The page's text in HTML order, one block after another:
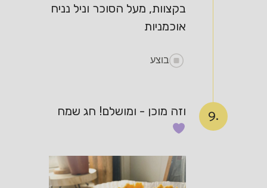
בקצוות, מעל הסוכר וניל נניח
אוכמניות
בוצע
9. וזה מוכן - ומושלם! חג שמח